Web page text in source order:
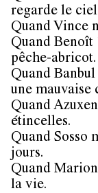
regarde le
Quand Vince
Quand Benoît
pêche-abricot.
Quand
une mauvaise
Quand
étincelles.
Quand Sosso
jours.
Quand
la vie.